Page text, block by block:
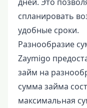
спланировать
удобные сроки.
Разнообразие
Zaymigo
займ на
сумма займа
максимальная